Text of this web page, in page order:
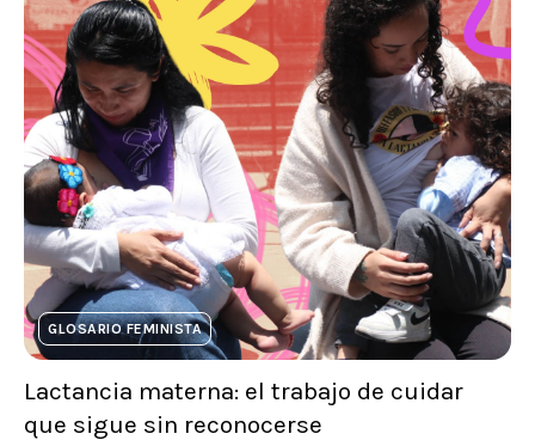
GLOSARIO FEMINISTA
Lactancia materna: el trabajo de cuidar
que sigue sin reconocerse